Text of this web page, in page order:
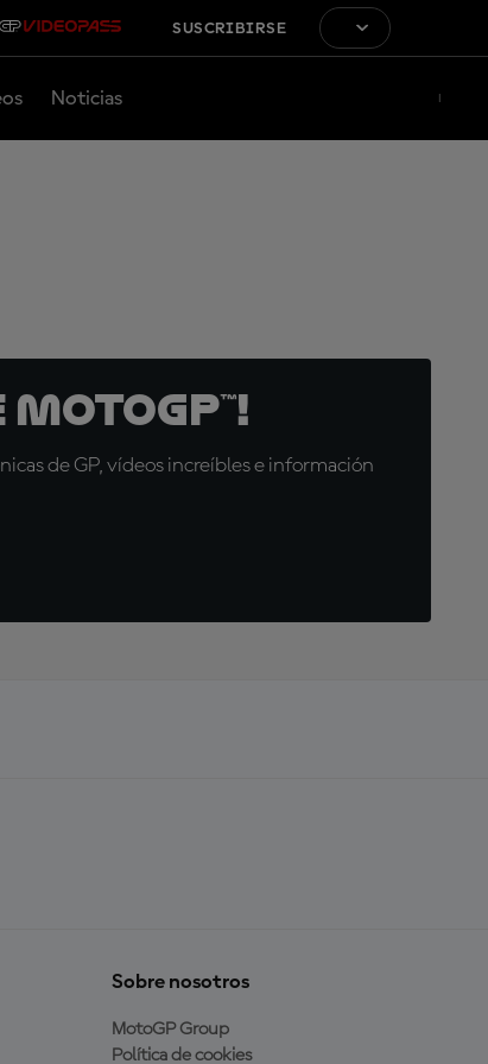
SUSCRIBIRSE
Noticias
de GP, vídeos increíbles e información
Sobre nosotros
MotoGP Group
Política de cookies